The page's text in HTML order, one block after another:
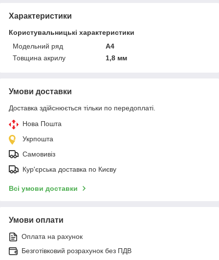
Характеристики
Користувальницькі характеристики
Модельний ряд
А4
Товщина акрилу
1,8 мм
Умови доставки
Доставка здійснюється тільки по передоплаті.
Нова Пошта
Укрпошта
Самовивіз
Кур'єрська доставка по Києву
Всі умови доставки
Умови оплати
Оплата на рахунок
Безготівковий розрахунок без ПДВ